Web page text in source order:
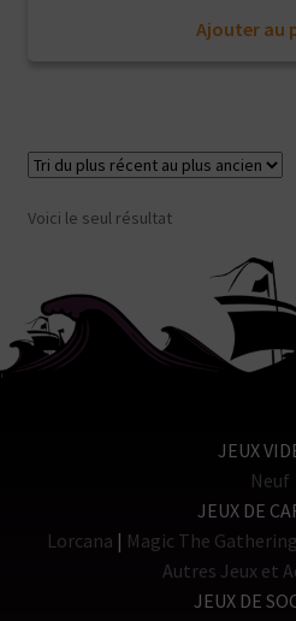
Ajouter au
Voici le seul résultat
JEUX
Neuf
JEUX DE
Lorcana
Magic The Gathering
Autres Jeux et
JEUX DE